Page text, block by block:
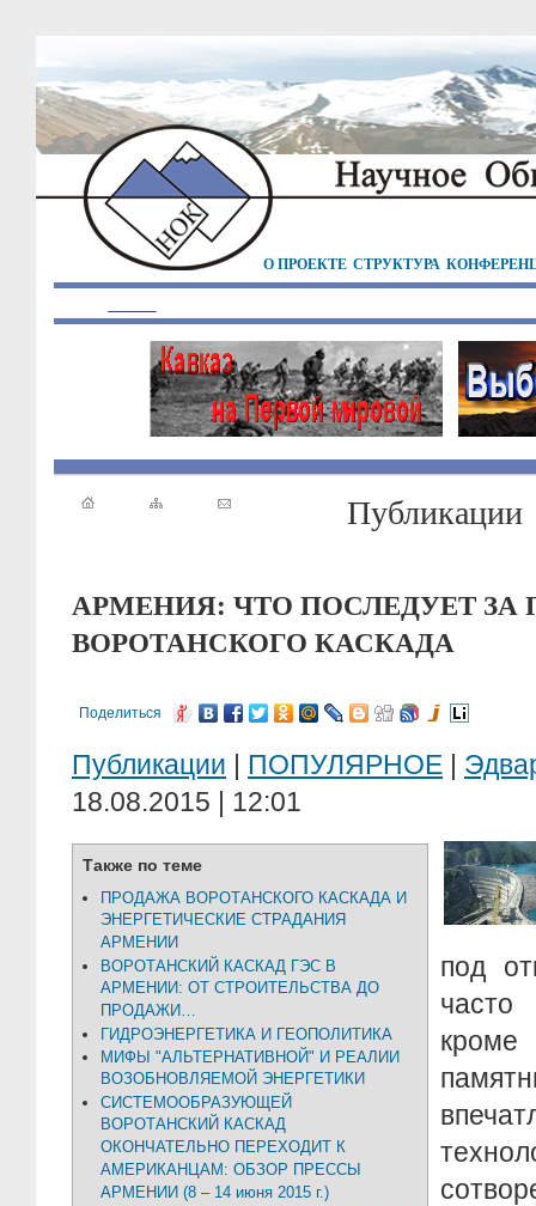
О ПРОЕКТЕ СТРУКТУРА
Публикации
АРМЕНИЯ: ЧТО ПОСЛЕДУЕТ ЗА
ВОРОТАНСКОГО КАСКАДА
Поделиться
Публикации | ПОПУЛЯРНОЕ |
18.08.2015 | 12:01
Также по теме
ПРОДАЖА ВОРОТАНСКОГО КАСКАДА И
ЭНЕРГЕТИЧЕСКИЕ СТРАДАНИЯ
АРМЕНИИ
ВОРОТАНСКИЙ КАСКАД ГЭС В
АРМЕНИИ: ОТ СТРОИТЕЛЬСТВА ДО
ПРОДАЖИ…
ГИДРОЭНЕРГЕТИКА И ГЕОПОЛИТИКА
МИФЫ "АЛЬТЕРНАТИВНОЙ" И РЕАЛИИ
ВОЗОБНОВЛЯЕМОЙ ЭНЕРГЕТИКИ
СИСТЕМООБРАЗУЮЩЕЙ
ВОРОТАНСКИЙ КАСКАД
ОКОНЧАТЕЛЬНО ПЕРЕХОДИТ К
АМЕРИКАНЦАМ: ОБЗОР ПРЕССЫ
АРМЕНИИ (8 – 14 июня 2015 г.)
под
часто
кроме